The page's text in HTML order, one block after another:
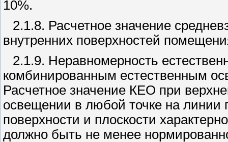
10%.
2.1.8. Расчетное значение
внутренних поверхностей
2.1.9. Неравномерность
комбинированным естественным
Расчетное значение КЕО при
освещении в любой точке на линии
поверхности и плоскости
должно быть не менее